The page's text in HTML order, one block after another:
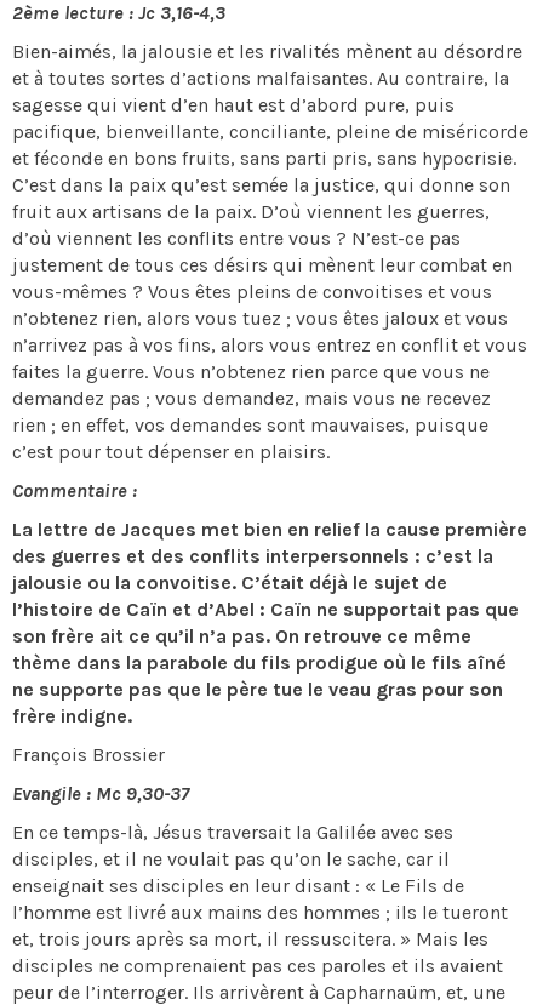
2ème lecture : Jc 3,16-4,3
Bien-aimés, la jalousie et les rivalités mènent au désordre
et à toutes sortes d’actions malfaisantes. Au contraire, la
sagesse qui vient d’en haut est d’abord pure, puis
pacifique, bienveillante, conciliante, pleine de miséricorde
et féconde en bons fruits, sans parti pris, sans hypocrisie.
C’est dans la paix qu’est semée la justice, qui donne son
fruit aux artisans de la paix. D’où viennent les guerres,
d’où viennent les conflits entre vous ? N’est-ce pas
justement de tous ces désirs qui mènent leur combat en
vous-mêmes ? Vous êtes pleins de convoitises et vous
n’obtenez rien, alors vous tuez ; vous êtes jaloux et vous
n’arrivez pas à vos fins, alors vous entrez en conflit et vous
faites la guerre. Vous n’obtenez rien parce que vous ne
demandez pas ; vous demandez, mais vous ne recevez
rien ; en effet, vos demandes sont mauvaises, puisque
c’est pour tout dépenser en plaisirs.
Commentaire :
La lettre de Jacques met bien en relief la cause première
des guerres et des conflits interpersonnels : c’est la
jalousie ou la convoitise. C’était déjà le sujet de
l’histoire de Caïn et d’Abel : Caïn ne supportait pas que
son frère ait ce qu’il n’a pas. On retrouve ce même
thème dans la parabole du fils prodigue où le fils aîné
ne supporte pas que le père tue le veau gras pour son
frère indigne.
François Brossier
Evangile : Mc 9,30-37
En ce temps-là, Jésus traversait la Galilée avec ses
disciples, et il ne voulait pas qu’on le sache, car il
enseignait ses disciples en leur disant : « Le Fils de
l’homme est livré aux mains des hommes ; ils le tueront
et, trois jours après sa mort, il ressuscitera. » Mais les
disciples ne comprenaient pas ces paroles et ils avaient
peur de l’interroger. Ils arrivèrent à Capharnaüm, et, une